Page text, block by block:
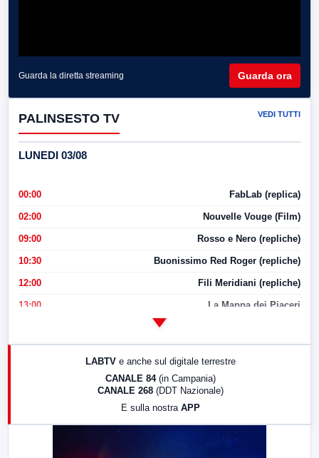
Guarda la diretta streaming Guarda ora
PALINSESTO TV VEDI TUTTI
LUNEDI 03/08
00:00 FabLab (replica)
02:00 Nouvelle Vouge (Film)
09:00 Rosso e Nero (repliche)
10:30 Buonissimo Red Roger (repliche)
12:00 Fili Meridiani (repliche)
13:00 La Mappa dei Piaceri
17:00 LabNews (replica)
LABTV e anche sul digitale terrestre
CANALE 84 (in Campania)
CANALE 268 (DDT Nazionale)
E sulla nostra APP